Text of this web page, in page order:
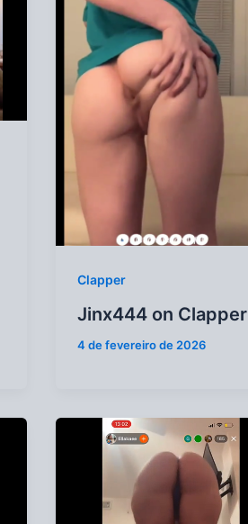
Clapper
Jinx444 on Clapper
4 de fevereiro de 2026